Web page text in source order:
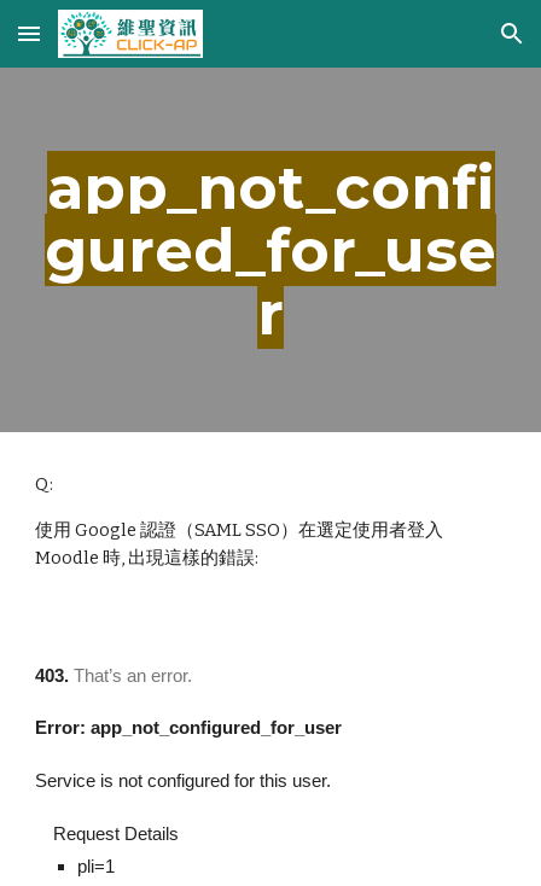
Skip to main content Skip to navigation
app_not_confi
gured_for_use
r
Q:
使用 Google 認證（SAML SSO）在選定使用者登入
Moodle 時, 出現這樣的錯誤:
403. That’s an error.
Error: app_not_configured_for_user
Service is not configured for this user.
Request Details
pli=1